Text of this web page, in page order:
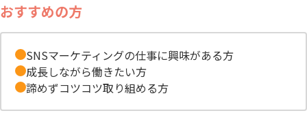
おすすめの方
SNSマーケティングの仕事に興味がある方
成長しながら働きたい方
諦めずコツコツ取り組める方